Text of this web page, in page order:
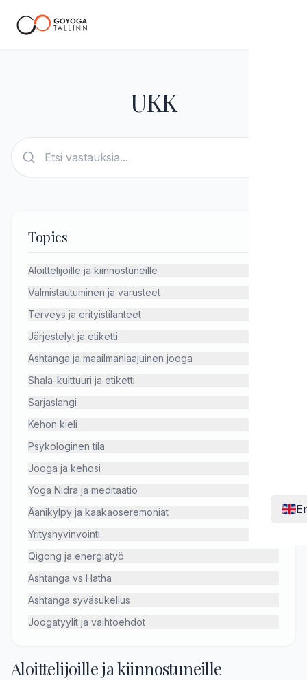
UKK
Topics
Aloittelijoille ja kiinnostuneille
Valmistautuminen ja varusteet
Terveys ja erityistilanteet
Järjestelyt ja etiketti
Ashtanga ja maailmanlaajuinen jooga
Shala-kulttuuri ja etiketti
Sarjaslangi
Kehon kieli
Psykologinen tila
Jooga ja kehosi
Yoga Nidra ja meditaatio
Äänikylpy ja kaakaoseremoniat
Yrityshyvinvointi
Qigong ja energiatyö
Ashtanga vs Hatha
Ashtanga syväsukellus
Joogatyylit ja vaihtoehdot
Aloittelijoille ja kiinnostuneille